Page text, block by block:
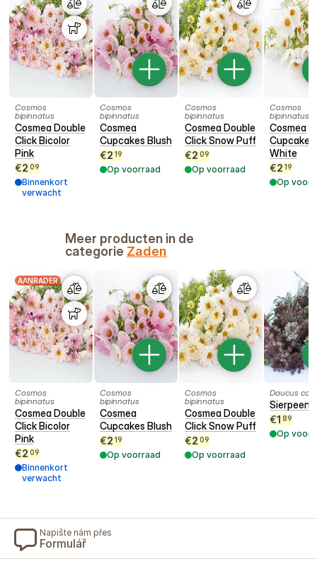
Cosmos
bipinnatus
Cosmea Double
Click Bicolor
Pink
€2 09
Binnenkort
verwacht
Cosmos
bipinnatus
Cosmea
Cupcakes Blush
€2 19
Op voorraad
Cosmos
bipinnatus
Cosmea Double
Click Snow Puff
€2 09
Op voorraad
Cosmos
bipinnatus
Cosmea
Cupcakes
White
€2 19
Op
Meer producten in de
categorie Zaden
AANRADER
Cosmos
bipinnatus
Cosmea Double
Click Bicolor
Pink
€2 09
Binnenkort
verwacht
Cosmos
bipinnatus
Cosmea
Cupcakes Blush
€2 19
Op voorraad
Cosmos
bipinnatus
Cosmea Double
Click Snow Puff
€2 09
Op voorraad
Daucus
Sierpeen
€1 89
Op
Napište nám přes
Formulář